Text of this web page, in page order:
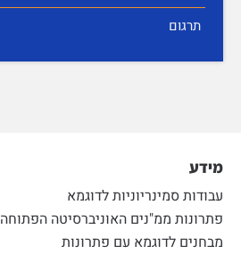
תרגום
מידע
עבודות סמינריוניות לדוגמא
פתרונות ממ"נים האוניברסיטה הפתוחה
מבחנים לדוגמא עם פתרונות